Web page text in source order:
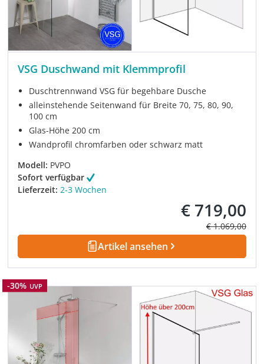
VSG Duschwand mit Klemmprofil
Duschtrennwand VSG für begehbare Dusche
alleinstehende Seitenwand für Breite 70, 75, 80, 90,
100 cm
Glas-Höhe 200 cm
Wandprofil chromfarben oder schwarz matt
Modell: PVPO
Sofort verfügbar
Lieferzeit: 2-3 Wochen
Verkaufspreis:
€ 719,00
Regulärer
€ 1.069,00
Artikel ansehen
Rabatt
-30% UVP